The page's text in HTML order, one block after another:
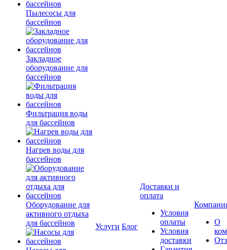
Пылесосы для
бассейнов
Закладное
оборудование для
бассейнов
Фильтрация воды
для бассейнов
Нагрев воды для
бассейнов
Оборудование для
активного отдыха
для бассейнов
Услуги Блог
Доставки и
оплата
Условия
оплаты
Условия
доставки
О